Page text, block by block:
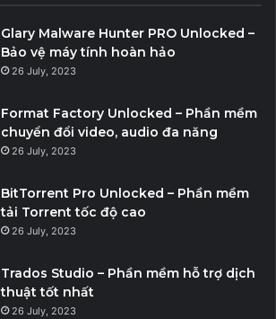
Glary Malware Hunter PRO Unlocked –
Bảo vệ máy tính hoàn hảo
26 July, 2023
Format Factory Unlocked – Phần mềm
chuyển đổi video, audio đa năng
26 July, 2023
BitTorrent Pro Unlocked – Phần mềm
tải Torrent tốc độ cao
26 July, 2023
Trados Studio – Phần mềm hỗ trợ dịch
thuật tốt nhất
26 July, 2023